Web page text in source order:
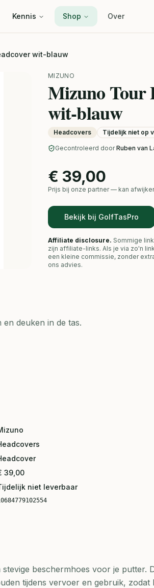
Kennis Shop Over
wit-blauw
MIZUNO
Mizuno Tour
wit-blauw
Headcovers Tijdelijk niet op
Gecontroleerd door Ruben van
€ 39,00
Prijs bij onze partner — kan
Bekijk bij GolfTasPro
Affiliate disclosure. Sommige
zijn affiliate-links. Als je via zo'n
een kleine commissie, zonder
ons advies.
deuken in de tas.
39,00
niet leverbaar
beschermhoes voor je putter.
tijdens vervoer en gebruik, zodat